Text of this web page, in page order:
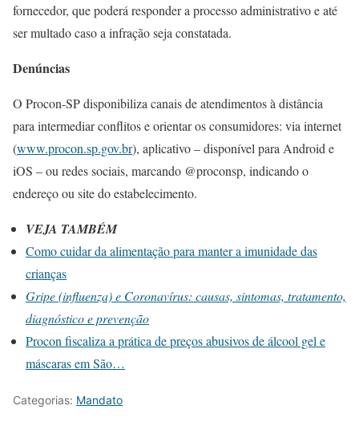
fornecedor, que poderá responder a processo administrativo e até
ser multado caso a infração seja constatada.
Denúncias
O Procon-SP disponibiliza canais de atendimentos à distância
para intermediar conflitos e orientar os consumidores: via internet
(www.procon.sp.gov.br), aplicativo – disponível para Android e
iOS – ou redes sociais, marcando @proconsp, indicando o
endereço ou site do estabelecimento.
VEJA TAMBÉM
Como cuidar da alimentação para manter a imunidade das
crianças
Gripe (influenza) e Coronavírus: causas, sintomas, tratamento,
diagnóstico e prevenção
Procon fiscaliza a prática de preços abusivos de álcool gel e
máscaras em São…
Categorias: Mandato